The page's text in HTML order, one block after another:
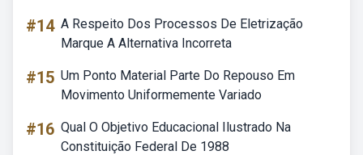
#14 A Respeito Dos Processos De Eletrização
Marque A Alternativa Incorreta
#15 Um Ponto Material Parte Do Repouso Em
Movimento Uniformemente Variado
#16 Qual O Objetivo Educacional Ilustrado Na
Constituição Federal De 1988